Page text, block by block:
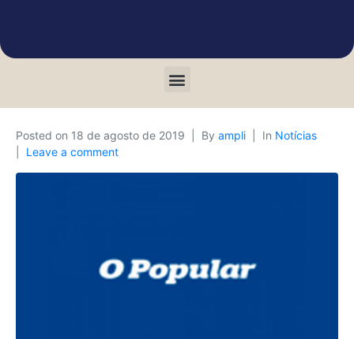
Posted on 18 de agosto de 2019 By ampli In Notícias
Leave a comment